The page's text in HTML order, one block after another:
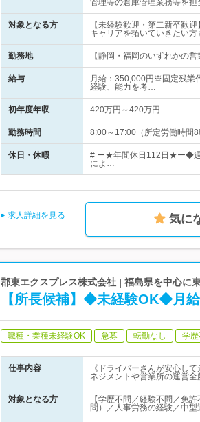
管理等の倉庫管理業務等を担
対象となる方
【未経験歓迎・第二新卒歓
キャリアを拓いていきたい方
勤務地 【静岡・福岡のいずれかの
給与
月給：350,000円※固定残業
経験、能力を考…
初年度年収 420万円～420万円
勤務時間 8:00～17:00（所定労働時間
休日・休暇
# ー★年間休日112日★ー◆週
によ…
求人詳細を見る 気に
郡東エクスプレス株式会社 | 福島県を中心に
【所長候補】◆未経験OK◆月
職種・業種未経験OK 急募 転勤なし 学歴
仕事内容
《ドライバーさんが安心し
ネジメントや営業所の運営全
対象となる方
【学歴不問／経験不問／免
問）／人事労務の経験／中